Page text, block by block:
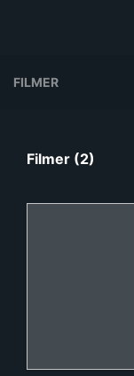
FILMER
Filmer (2)